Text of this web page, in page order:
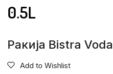
0.5L
Ракија Bistra
Add to Wishlist